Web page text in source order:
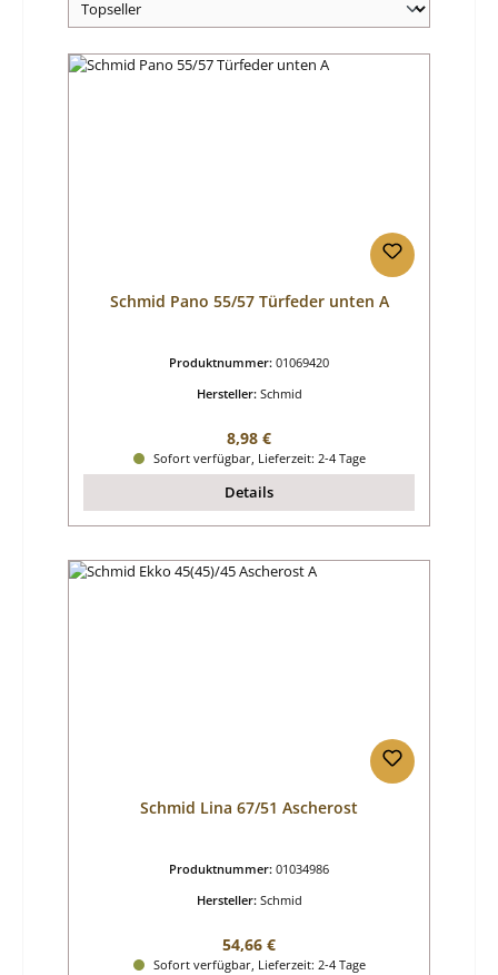
Schmid Pano 55/57 Türfeder unten A
Produktnummer: 01069420
Hersteller: Schmid
Regulärer Preis:
8,98 €
Sofort verfügbar, Lieferzeit: 2-4 Tage
Details
Schmid Lina 67/51 Ascherost
Produktnummer: 01034986
Hersteller: Schmid
Regulärer Preis:
54,66 €
Sofort verfügbar, Lieferzeit: 2-4 Tage